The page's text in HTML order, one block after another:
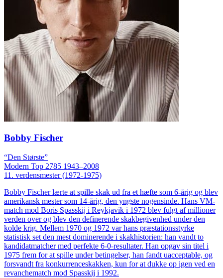
Bobby Fischer
“Den Største”
Modern Top 2785 1943–2008
11. verdensmester (1972-1975)
Bobby Fischer lærte at spille skak ud fra et hæfte som 6-årig og blev
amerikansk mester som 14-årig, den yngste nogensinde. Hans VM-
match mod Boris Spasskij i Reykjavik i 1972 blev fulgt af millioner
verden over og blev den definerende skakbegivenhed under den
kolde krig. Mellem 1970 og 1972 var hans præstationsstyrke
statistisk set den mest dominerende i skakhistorien: han vandt to
kandidatmatcher med perfekte 6-0-resultater. Han opgav sin titel i
1975 frem for at spille under betingelser, han fandt uacceptable, og
forsvandt fra konkurrenceskakken, kun for at dukke op igen ved en
revanchematch mod Spasskij i 1992.